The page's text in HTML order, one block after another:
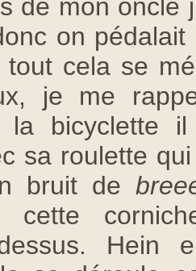
de mon oncle
on
cela se
je me
la bicyclette
sa roulette
bruit de
cette
Hein